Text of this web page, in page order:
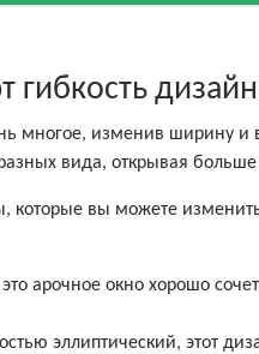
гибкость
многое, изменив ширину и
вида, открывая
вы можете
арочное окно хорошо
эллиптический, этот